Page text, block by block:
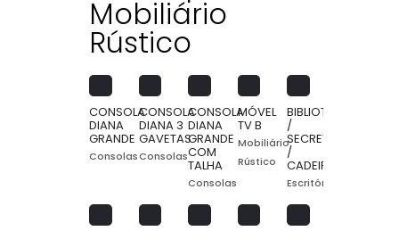
Mobiliário
Rústico
CONSOLA
DIANA
GRANDE
Consolas
CONSOLA
DIANA 3
GAVETAS
Consolas
CONSOLA
DIANA
GRANDE
COM
TALHA
Consolas
MÓVEL
TV B
Mobiliário
Rústico
BIBLIOTECA
/
SECRETÁRIA
/
CADEIRÃO…
Escritórios